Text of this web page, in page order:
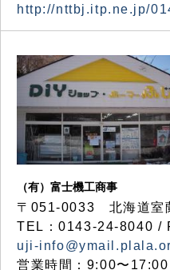
http://nttbj.itp.ne.jp/
（有）富士機工商事
〒051-0033 北海道室
TEL：0143-24-8040 /
uji-
営業時間：9:00〜